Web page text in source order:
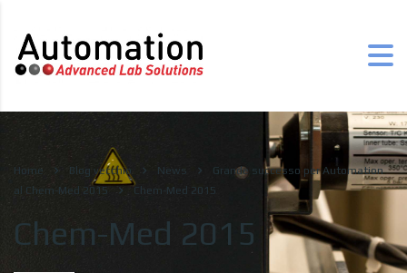
Home Blog vecchio News
Grande successo per Automation
al Chem-Med 2015
Chem-Med 2015
Chem-Med 2015